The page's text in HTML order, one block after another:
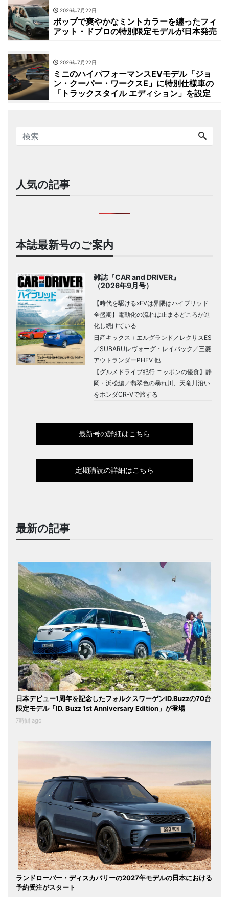
2026年7月22日
ポップで爽やかなミントカラーを纏ったフィ
アット・ドブロの特別限定モデルが日本発売
2026年7月22日
ミニのハイパフォーマンスEVモデル「ジョ
ン・クーパー・ワークスE」に特別仕様車の
「トラックスタイル エディション」を設定
人気の記事
本誌最新号のご案内
雑誌『CAR and DRIVER』
（2026年9月号）
【時代を駆けるxEVは界隈はハイブリッド
全盛期】電動化の流れは止まるどころか進
化し続けている
日産キックス＋エルグランド／レクサスES
／SUBARUレヴォーグ・レイバック／三菱
アウトランダーPHEV 他
【グルメドライブ紀行 ニッポンの優食】静
岡・浜松編／翡翠色の暴れ川、天竜川沿い
をホンダCR-Vで旅する
最新号の詳細はこちら
定期購読の詳細はこちら
最新の記事
日本デビュー1周年を記念したフォルクスワーゲンID.Buzzの70台
限定モデル「ID. Buzz 1st Anniversary Edition」が登場
7時間 ago
ランドローバー・ディスカバリーの2027年モデルの日本における
予約受注がスタート